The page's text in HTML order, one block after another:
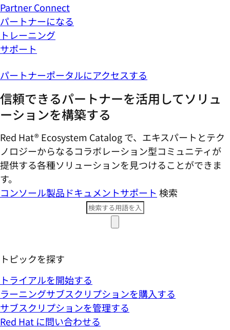
Partner Connect
パートナーになる
トレーニング
サポート
パートナーポータルにアクセスする
信頼できるパートナーを活用してソリュ
ーションを構築する
Red Hat® Ecosystem Catalog で、エキスパートとテク
ノロジーからなるコラボレーション型コミ​ュニティが
提供する各種ソリューションを見つけることができま
す。
コンソール製品ドキュメントサポート 検索
トピックを探す
トライアルを開始する
ラーニングサブスクリプションを購入する
サブスクリプションを管理する
Red Hat に問い合わせる